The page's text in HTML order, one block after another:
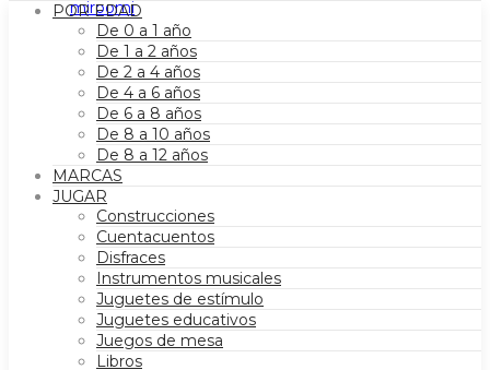
POR EDAD
De 0 a 1 año
De 1 a 2 años
De 2 a 4 años
De 4 a 6 años
De 6 a 8 años
De 8 a 10 años
De 8 a 12 años
MARCAS
JUGAR
Construcciones
Cuentacuentos
Disfraces
Instrumentos musicales
Juguetes de estímulo
Juguetes educativos
Juegos de mesa
Libros